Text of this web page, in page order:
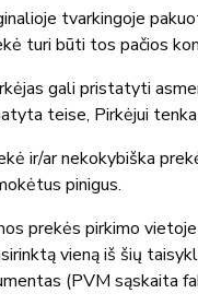
tvarkingoje
turi būti tos pačios
gali pristatyti
teise, Pirkėjui
ir/ar nekokybiška
pinigus.
prekės pirkimo
vieną iš šių
(PVM sąskaita